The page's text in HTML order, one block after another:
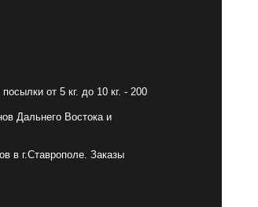
от 5 кг. до 10 кг. - 200
Дальнего Востока и
в г.Ставрополе. Заказы